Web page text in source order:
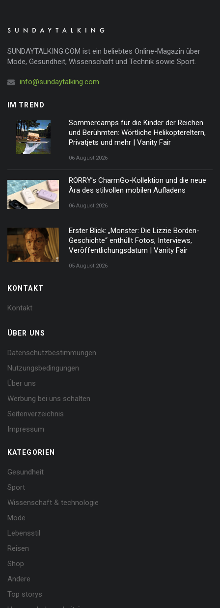
SUNDAYTALKING.COM ist ein beliebtes Online-Magazin über
Mode, Gesundheit, Wissenschaft und Technik sowie Sport.
info@sundaytalking.com
IM TREND
Sommercamps für die Kinder der Reichen
und Berühmten: Wörtliche Helikoptereltern,
Privatjets und mehr | Vanity Fair
06 August 2026
RORRY’s CharmGo-Kollektion und die neue
Ära des stilvollen mobilen Aufladens
06 August 2026
Erster Blick: „Monster: Die Lizzie Borden-
Geschichte“ enthüllt Fotos, Interviews,
Veröffentlichungsdatum | Vanity Fair
05 August 2026
KONTAKT
Kontakt
ÜBER UNS
Datenschutzbestimmungen
Nutzungsbedingungen
Über uns
Werbung bei uns schalten
Seitenverzeichnis
Impressum
KATEGORIEN
Gesundheit
Sport
Wissenschaft & technologie
Mode
Lebensstil
Reisen
Shop
Andere
Top storys